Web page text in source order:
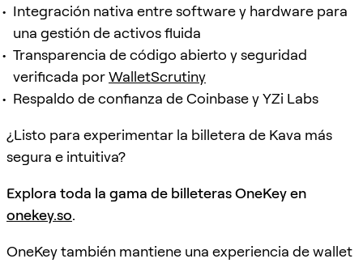
Integración nativa entre software y hardware para
una gestión de activos fluida
Transparencia de código abierto y seguridad
verificada porWalletScrutiny
Respaldo de confianza de Coinbase y YZi Labs
¿Listo para experimentar la billetera de Kava más
segura e intuitiva?
Explora toda la gama de billeteras OneKey en
onekey.so.
OneKey también mantiene una experiencia de wallet